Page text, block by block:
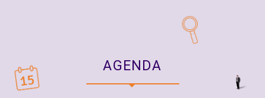
AGENDA